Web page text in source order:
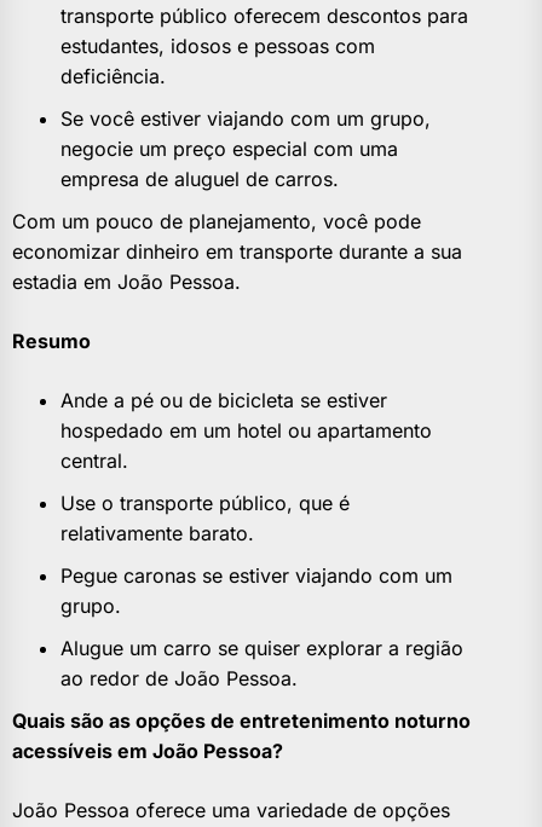
transporte público oferecem descontos para
estudantes, idosos e pessoas com
deficiência.
Se você estiver viajando com um grupo,
negocie um preço especial com uma
empresa de aluguel de carros.
Com um pouco de planejamento, você pode
economizar dinheiro em transporte durante a sua
estadia em João Pessoa.
Resumo
Ande a pé ou de bicicleta se estiver
hospedado em um hotel ou apartamento
central.
Use o transporte público, que é
relativamente barato.
Pegue caronas se estiver viajando com um
grupo.
Alugue um carro se quiser explorar a região
ao redor de João Pessoa.
Quais são as opções de entretenimento noturno
acessíveis em João Pessoa?
João Pessoa oferece uma variedade de opções